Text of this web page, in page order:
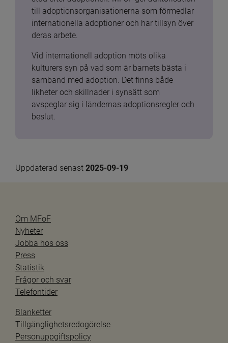
till adoptionsorganisationerna som förmedlar
internationella adoptioner och har tillsyn över
deras arbete.
Vid internationell adoption möts olika
kulturers syn på vad som är barnets bästa i
samband med adoption. Det finns både
likheter och skillnader i synsätt som
avspeglar sig i ländernas adoptionsregler och
beslut.
Uppdaterad senast 2025-09-19
Om MFoF
Nyheter
Jobba hos oss
Press
Statistik
Frågor och svar
Telefontider
Blanketter
Tillgänglighetsredogörelse
Personuppgiftspolicy